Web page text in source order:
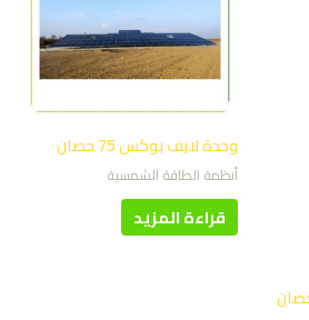
وحدة لايف بوكس 75 حصان
أنظمة الطاقة الشمسية
قراءة المزيد